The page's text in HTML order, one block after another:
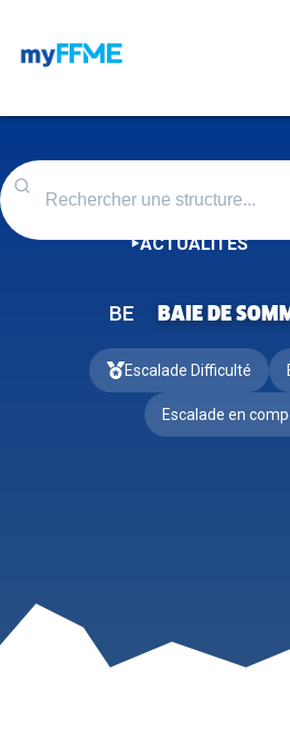
ACTUALITÉS
BE BAIE DE
Escalade Difficulté
Escalade en